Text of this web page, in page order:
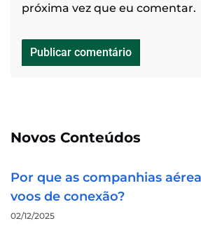
próxima vez que eu comentar.
Novos Conteúdos
Por que as companhias
voos de conexão?
02/12/2025